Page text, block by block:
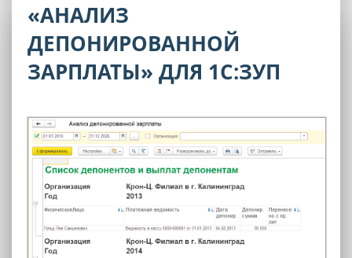
«АНАЛИЗ
ДЕПОНИРОВАННОЙ
ЗАРПЛАТЫ» ДЛЯ 1С:ЗУП